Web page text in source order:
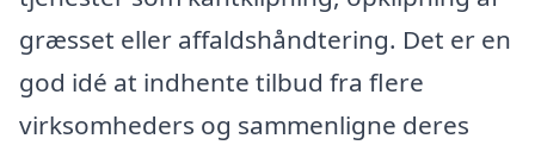
græsset eller affaldshåndtering. Det er en
god idé at indhente tilbud fra flere
virksomheders og sammenligne deres